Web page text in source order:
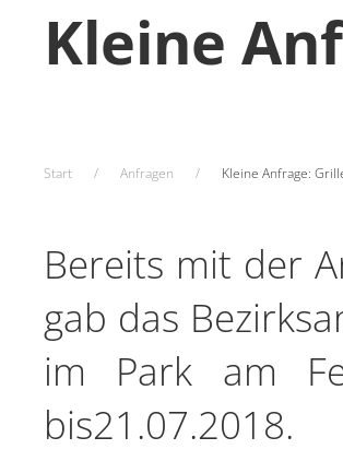
Kleine
Start Anfragen Kleine Anfrage:
Bereits mit der
gab das
im Park am
bis21.07.2018.